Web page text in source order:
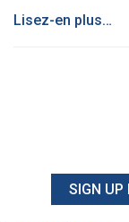
Lisez-en plus…
SIGN UP